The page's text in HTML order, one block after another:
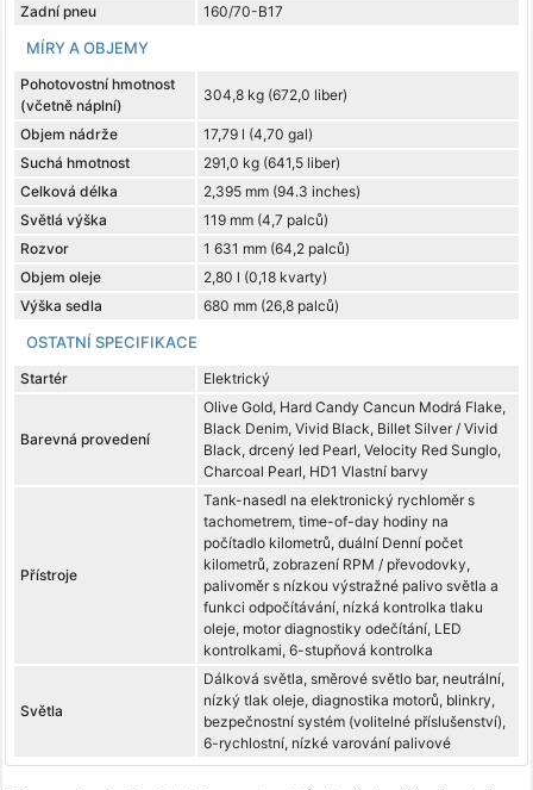
Zadní pneu
160/70-B17
MÍRY A OBJEMY
Pohotovostní hmotnost
(včetně náplní)
304,8 kg (672,0 liber)
Objem nádrže
17,79 l (4,70 gal)
Suchá hmotnost
291,0 kg (641,5 liber)
Celková délka
2,395 mm (94.3 inches)
Světlá výška
119 mm (4,7 palců)
Rozvor
1 631 mm (64,2 palců)
Objem oleje
2,80 l (0,18 kvarty)
Výška sedla
680 mm (26,8 palců)
OSTATNÍ SPECIFIKACE
Startér Elektrický
Barevná provedení
Olive Gold, Hard Candy Cancun Modrá Flake,
Black Denim, Vivid Black, Billet Silver / Vivid
Black, drcený led Pearl, Velocity Red Sunglo,
Charcoal Pearl, HD1 Vlastní barvy
Přístroje
Tank-nasedl na elektronický rychloměr s
tachometrem, time-of-day hodiny na
počítadlo kilometrů, duální Denní počet
kilometrů, zobrazení RPM / převodovky,
palivoměr s nízkou výstražné palivo světla a
funkci odpočítávání, nízká kontrolka tlaku
oleje, motor diagnostiky odečítání, LED
kontrolkami, 6-stupňová kontrolka
Světla
Dálková světla, směrové světlo bar, neutrální,
nízký tlak oleje, diagnostika motorů, blinkry,
bezpečnostní systém (volitelné příslušenství),
6-rychlostní, nízké varování palivové